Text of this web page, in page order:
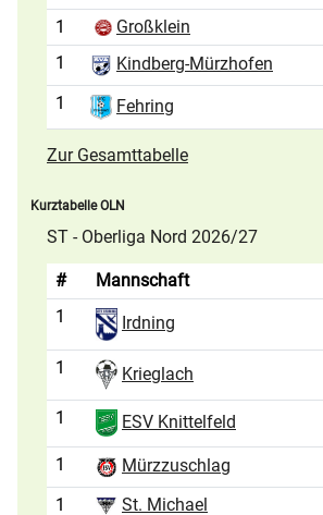
1
Großklein
1
Kindberg-Mürzhofen
1
Fehring
Zur Gesamttabelle
Kurztabelle OLN
ST - Oberliga Nord 2026/27
# Mannschaft
1
Irdning
1 Krieglach
1 ESV Knittelfeld
1 Mürzzuschlag
1
St. Michael